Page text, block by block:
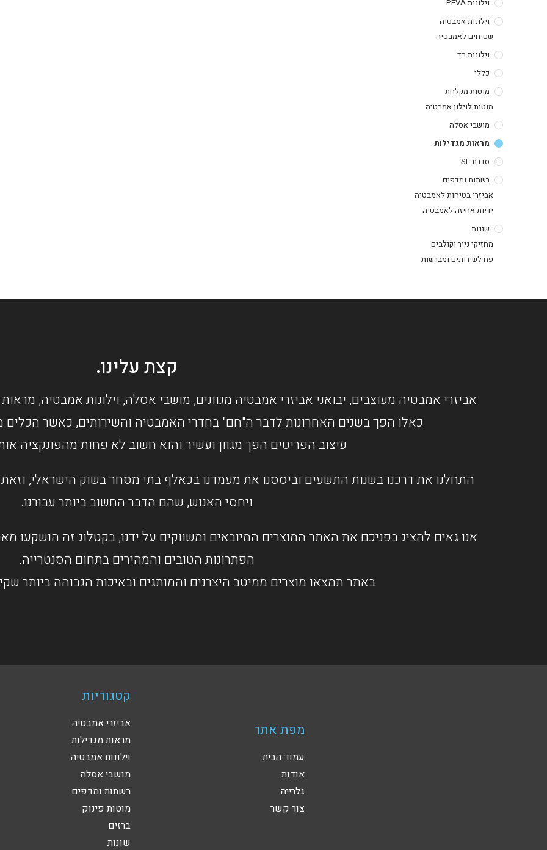
וילונות PEVA
וילונות אמבטיה
שטיחים לאמבטיה
וילונות בד
כללי
מוטות מקלחת
מוטות לוילון אמבטיה
מושבי אסלה
מראות מגדילות
סדרת SL
רשתות ומדפים
אביזרי בטיחות לאמבטיה
ידיות אחיזה לאמבטיה
שונות
מחזיקי נייר וקולבים
פח לשירותים ומברשות
קצת עלינו.
אביזרי אמבטיה מעוצבים, יבואני אביזרי אמבטיה מגוונים, מושבי אסלה, וילונות אמבטיה,
כאלו הפך בשנים האחרונות לדבר ה"חם" בחדרי האמבטיה והשירותים, כאשר הכלים
עיצוב הפריטים הפך מגוון ועשיר והוא חשוב לא פחות מהפונקציה
התחלנו את דרכנו בשנות התשעים וביססנו את מעמדנו בכאלף בתי מסחר בשוק הישראלי,
ויחסי האנוש, שהם הדבר החשוב ביותר עבורנו.
אנו גאים להציג בפניכם את האתר המוצרים המיובאים ומשווקים על ידנו, בקטלוג זה
הפתרונות הטובים והמהירים בתחום הסנטרייה.
באתר תמצאו מוצרים ממיטב היצרנים והמותגים ובאיכות הגבוהה ביותר
מפת אתר
עמוד הבית
אודות
גלרייה
צור קשר
קטגוריות
אביזרי אמבטיה
מראות מגדילות
וילונות אמבטיה
מושבי אסלה
רשתות ומדפים
מוטות פינוק
ברזים
שונות